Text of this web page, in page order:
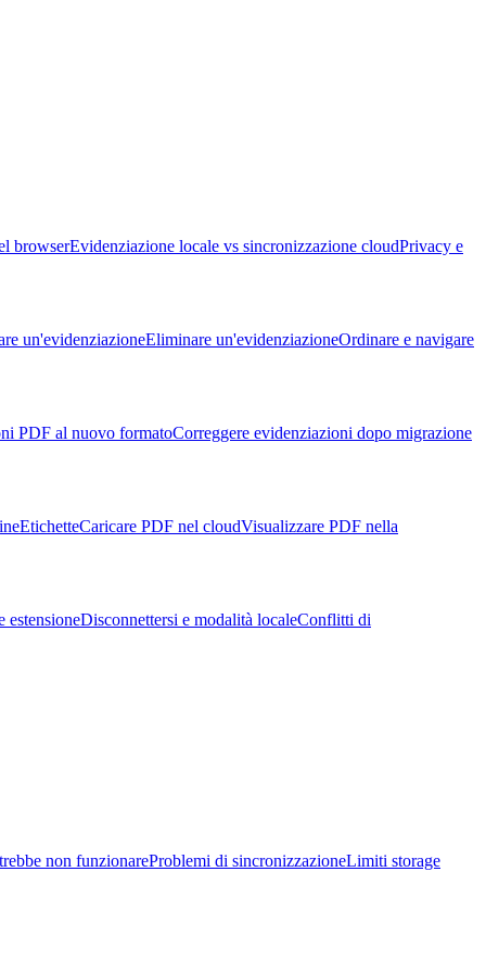
browserEvidenziazione locale vs sincronizzazione cloudPrivacy e
un'evidenziazioneEliminare un'evidenziazioneOrdinare e navigare
PDF al nuovo formatoCorreggere evidenziazioni dopo migrazione
EtichetteCaricare PDF nel cloudVisualizzare PDF nella
estensioneDisconnettersi e modalità localeConflitti di
non funzionareProblemi di sincronizzazioneLimiti storage